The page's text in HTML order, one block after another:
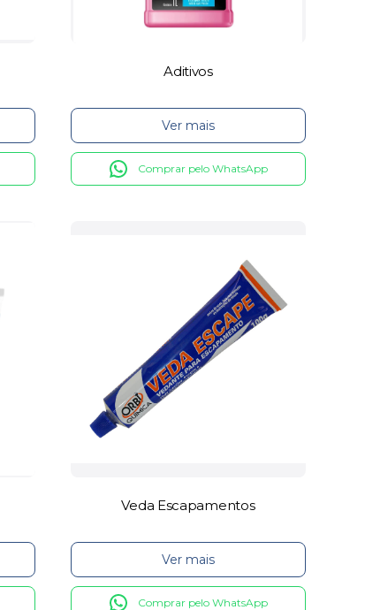
Aditivos
Ver mais
Comprar pelo WhatsApp
Veda Escapamentos
Ver mais
Comprar pelo WhatsApp